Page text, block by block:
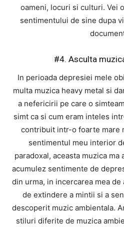
oameni, locuri si culturi. Vei
sentimentului de sine dupa
#4. Asculta
In perioada depresiei mele
multa muzica heavy metal si
a nefericirii pe care o
simt ca si cum eram inteles
contribuit intr-o foarte mare
sentimentul meu interior
paradoxal, aceasta muzica ma
acumulez sentimente de
din urma, in incercarea mea
de extindere a mintii si a
descoperit muzic ambientala.
stiluri diferite de muzica